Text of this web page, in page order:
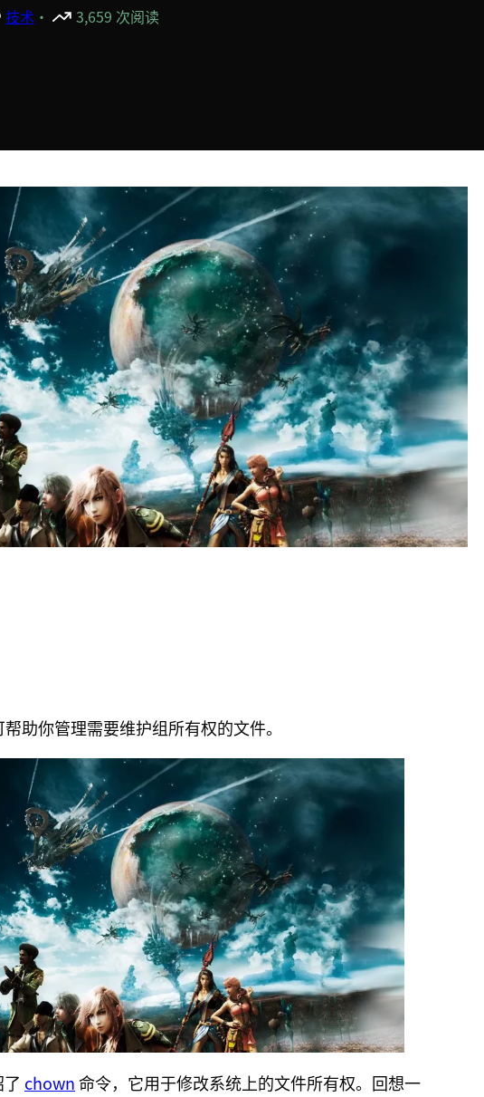
技术 · 3,659 次阅读
助你管理需要维护组所有权的文件。
chown命令，它用于修改系统上的文件所有权。回想一